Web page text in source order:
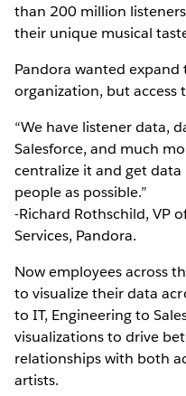
than 200 million
their unique musical
Pandora wanted
organization, but access
“We have listener data,
Salesforce, and much
centralize it and get
people as possible.”
-Richard Rothschild, VP
Services, Pandora.
Now employees across
to visualize their data
to IT, Engineering to
visualizations to drive
relationships with both
artists.